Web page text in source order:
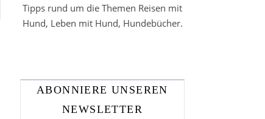
Tipps rund um die Themen Reisen mit
Hund, Leben mit Hund, Hundebücher.
ABONNIERE UNSEREN
NEWSLETTER